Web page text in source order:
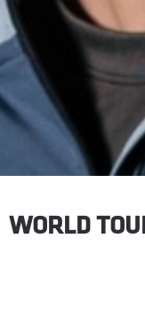
WORLD